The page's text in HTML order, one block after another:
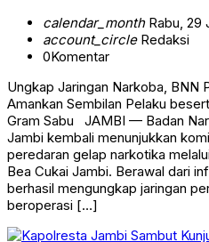
calendar_monthRabu, 29
account_circleRedaksi
0Komentar
Ungkap Jaringan Narkoba, BNN
Amankan Sembilan Pelaku
Gram Sabu JAMBI — Badan
Jambi kembali menunjukkan
peredaran gelap narkotika
Bea Cukai Jambi. Berawal dari
berhasil mengungkap jaringan
beroperasi […]